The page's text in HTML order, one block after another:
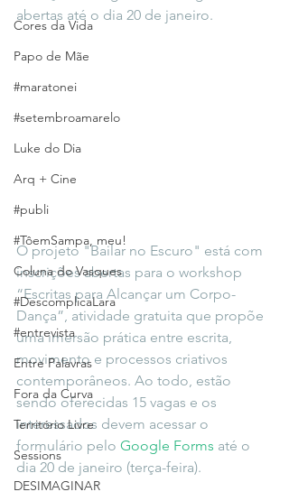
Cores da Vida
Papo de Mãe
#maratonei
#setembroamarelo
Luke do Dia
Arq + Cine
#publi
#TôemSampa, meu!
Coluna do Vasques
#DescomplicaLara
#entrevista
Entre Palavras
Fora da Curva
Território Livre
Sessions
DESIMAGINAR
abertas até o dia 20 de janeiro.
O projeto "Bailar no Escuro" está com
inscrições abertas para o workshop
“Escritas para Alcançar um Corpo-
Dança”, atividade gratuita que propõe
uma imersão prática entre escrita,
movimento e processos criativos
contemporâneos. Ao todo, estão
sendo oferecidas 15 vagas e os
interessados devem acessar o
formulário pelo Google Forms até o
dia 20 de janeiro (terça-feira).